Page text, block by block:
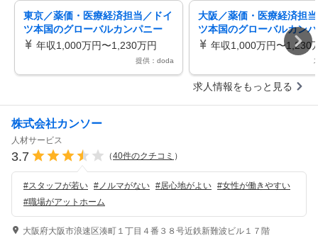
東京／薬価・医療経済担当／ドイ
ツ本国のグローバルカンパニー
年収1,000万円〜1,230万円
提供：doda
大阪／薬価・医療経済担
ツ本国のグローバルカン
年収1,000万円〜1,230
求人情報をもっと見る
株式会社カンソー
人材サービス
3.7 （40件のクチコミ ）
#スタッフが若い #ノルマがない #居心地がよい #女性が働きやすい
#職場がアットホーム
大阪府大阪市浪速区湊町１丁目４番３８号近鉄新難波ビル１７階